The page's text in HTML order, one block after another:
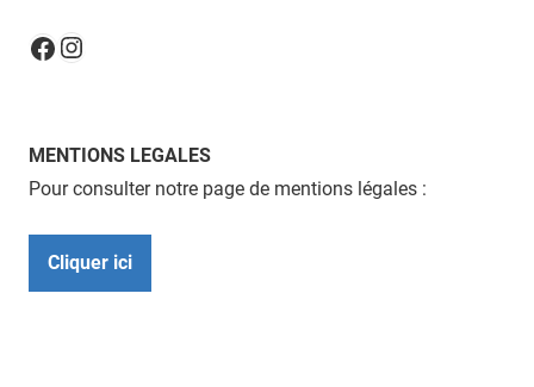
Facebook
Instagram
MENTIONS LEGALES
Pour consulter notre page de mentions légales :
Cliquer ici